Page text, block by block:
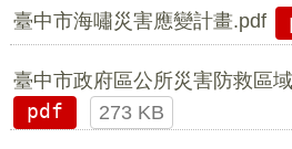
臺中市海嘯災害應變計畫.pdf
臺中市政府區公所災害防救區
pdf
273 KB